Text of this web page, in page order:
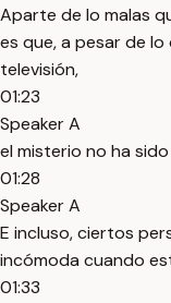
Aparte de lo malas
es que, a pesar de
televisión,
01:23
Speaker A
el misterio no ha
01:28
Speaker A
E incluso, ciertos
incómoda cuando
01:33